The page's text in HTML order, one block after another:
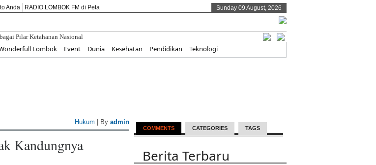
Anda RADIO LOMBOK FM di Peta Sunday 09 August, 2026
Lombok Event Dunia Kesehatan Pendidikan Teknologi
Hukum | By admin
Kandungnya
COMMENTS CATEGORIES TAGS
Berita Terbaru